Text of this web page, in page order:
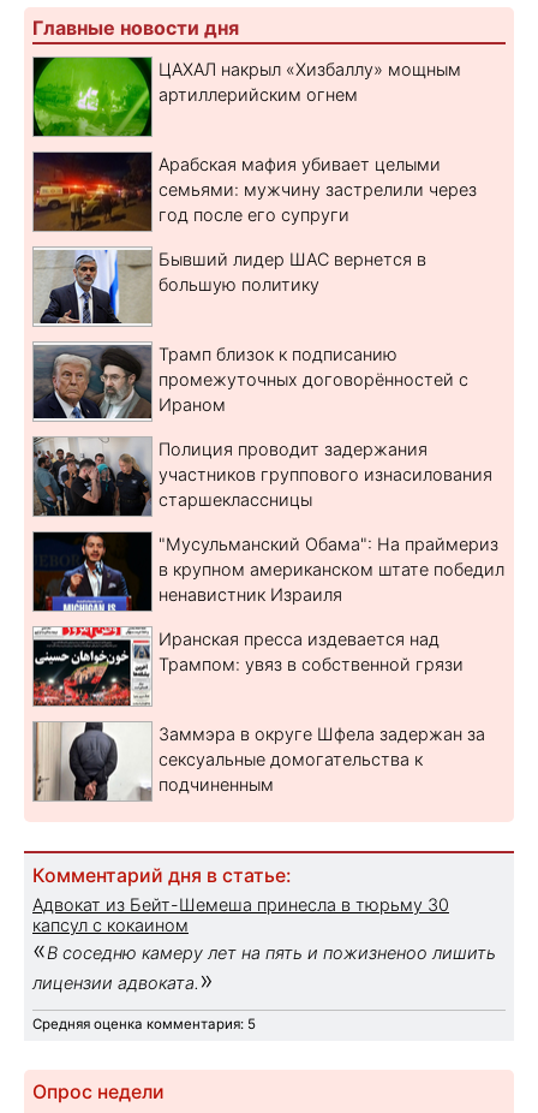
Главные новости дня
ЦАХАЛ накрыл «Хизбаллу» мощным
артиллерийским огнем
Арабская мафия убивает целыми
семьями: мужчину застрелили через
год после его супруги
Бывший лидер ШАС вернется в
большую политику
Трамп близок к подписанию
промежуточных договорённостей с
Ираном
Полиция проводит задержания
участников группового изнасилования
старшеклассницы
"Мусульманский Обама": На праймериз
в крупном американском штате победил
ненавистник Израиля
Иранская пресса издевается над
Трампом: увяз в собственной грязи
Заммэра в округе Шфела задержан за
сексуальные домогательства к
подчиненным
Комментарий дня в статье:
Адвокат из Бейт-Шемеша принесла в тюрьму 30
капсул с кокаином
«В соседню камеру лет на пять и пожизненоо лишить
лицензии адвоката. »
Средняя оценка комментария: 5
Опрос недели